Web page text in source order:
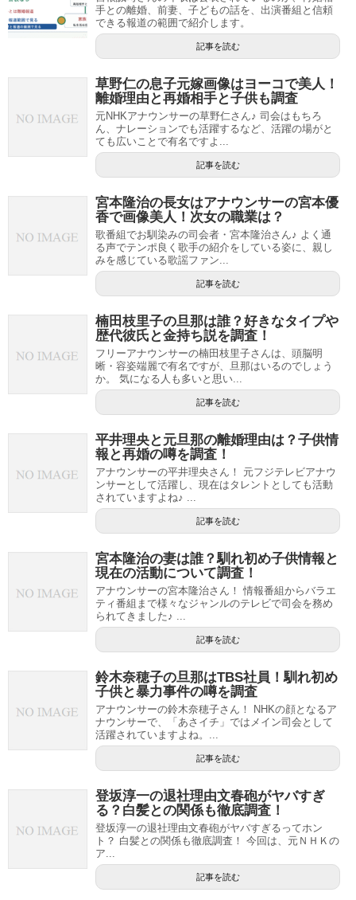
手との離婚、前妻、子どもの話を、出演番組と信頼
できる報道の範囲で紹介します。
記事を読む
草野仁の息子元嫁画像はヨーコで美人！
離婚理由と再婚相手と子供も調査
元NHKアナウンサーの草野仁さん♪ 司会はもちろ
ん、ナレーションでも活躍するなど、活躍の場がと
ても広いことで有名ですよ...
記事を読む
宮本隆治の長女はアナウンサーの宮本優
香で画像美人！次女の職業は？
歌番組でお馴染みの司会者・宮本隆治さん♪ よく通
る声でテンポ良く歌手の紹介をしている姿に、親し
みを感じている歌謡ファン...
記事を読む
楠田枝里子の旦那は誰？好きなタイプや
歴代彼氏と金持ち説を調査！
フリーアナウンサーの楠田枝里子さんは、頭脳明
晰・容姿端麗で有名ですが、旦那はいるのでしょう
か。 気になる人も多いと思い...
記事を読む
平井理央と元旦那の離婚理由は？子供情
報と再婚の噂を調査！
アナウンサーの平井理央さん！ 元フジテレビアナウ
ンサーとして活躍し、現在はタレントとしても活動
されていますよね♪ ...
記事を読む
宮本隆治の妻は誰？馴れ初め子供情報と
現在の活動について調査！
アナウンサーの宮本隆治さん！ 情報番組からバラエ
ティ番組まで様々なジャンルのテレビで司会を務め
られてきました♪ ...
記事を読む
鈴木奈穂子の旦那はTBS社員！馴れ初め
子供と暴力事件の噂を調査
アナウンサーの鈴木奈穂子さん！ NHKの顔となるア
ナウンサーで、「あさイチ」ではメイン司会として
活躍されていますよね。...
記事を読む
登坂淳一の退社理由文春砲がヤバすぎ
る？白髪との関係も徹底調査！
登坂淳一の退社理由文春砲がヤバすぎるってホン
ト？ 白髪との関係も徹底調査！ 今回は、元ＮＨＫの
ア...
記事を読む